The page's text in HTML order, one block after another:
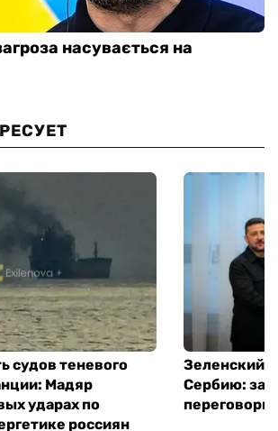
судов теневого
Мадяр
ударах по
россиян
Зеленский
Сербию:
переговоры